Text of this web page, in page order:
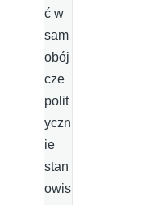
ć w
sam
obój
cze
polit
yczn
ie
stan
owis